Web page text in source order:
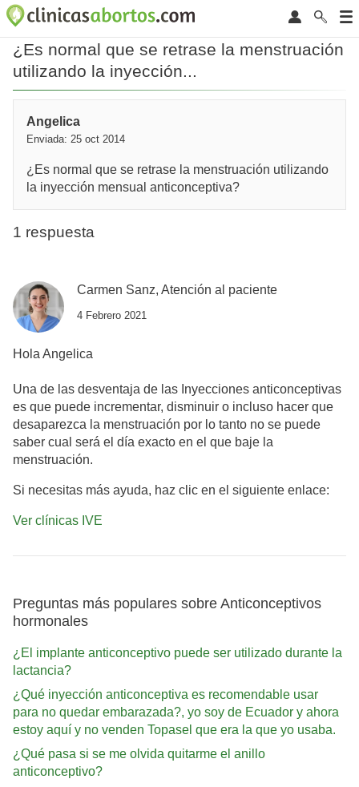
¿Es normal que se retrase la menstruación
utilizando la inyección...
Angelica
Enviada: 25 oct 2014
¿Es normal que se retrase la menstruación utilizando
la inyección mensual anticonceptiva?
1 respuesta
Carmen Sanz, Atención al paciente
4 Febrero 2021
Hola Angelica
Una de las desventaja de las Inyecciones anticonceptivas
es que puede incrementar, disminuir o incluso hacer que
desaparezca la menstruación por lo tanto no se puede
saber cual será el día exacto en el que baje la
menstruación.
Si necesitas más ayuda, haz clic en el siguiente enlace:
Ver clínicas IVE
Preguntas más populares sobre Anticonceptivos
hormonales
¿El implante anticonceptivo puede ser utilizado durante la
lactancia?
¿Qué inyección anticonceptiva es recomendable usar
para no quedar embarazada?, yo soy de Ecuador y ahora
estoy aquí y no venden Topasel que era la que yo usaba.
¿Qué pasa si se me olvida quitarme el anillo
anticonceptivo?